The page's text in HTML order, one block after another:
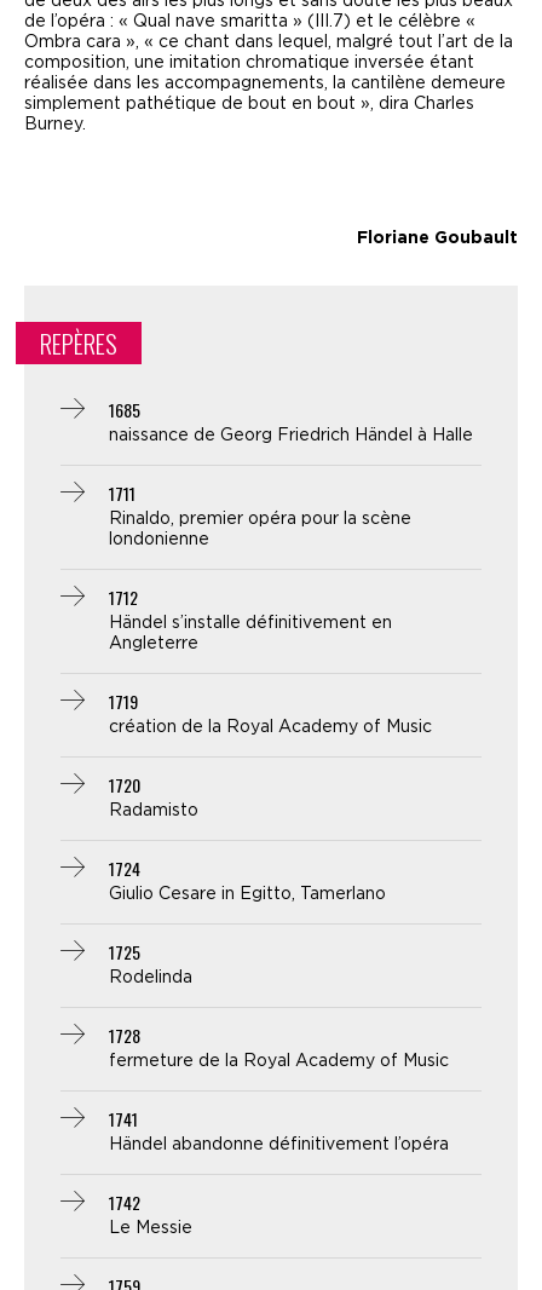
de l’opéra : « Qual nave smaritta » (III.7) et le célèbre «
Ombra cara », « ce chant dans lequel, malgré tout l’art de la
composition, une imitation chromatique inversée étant
réalisée dans les accompagnements, la cantilène demeure
simplement pathétique de bout en bout », dira Charles
Burney.
Floriane Goubault
REPÈRES
1685
naissance de Georg Friedrich Händel à Halle
1711
Rinaldo, premier opéra pour la scène
londonienne
1712
Händel s’installe définitivement en
Angleterre
1719
création de la Royal Academy of Music
1720
Radamisto
1724
Giulio Cesare in Egitto, Tamerlano
1725
Rodelinda
1728
fermeture de la Royal Academy of Music
1741
Händel abandonne définitivement l’opéra
1742
Le Messie